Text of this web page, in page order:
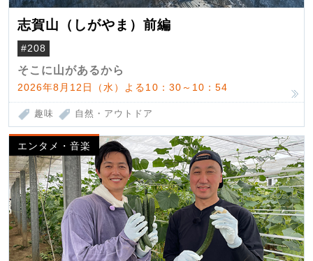
志賀山（しがやま）前編
#208
そこに山があるから
2026年8月12日（水）よる10：30～10：54
趣味 自然・アウトドア
エンタメ・音楽